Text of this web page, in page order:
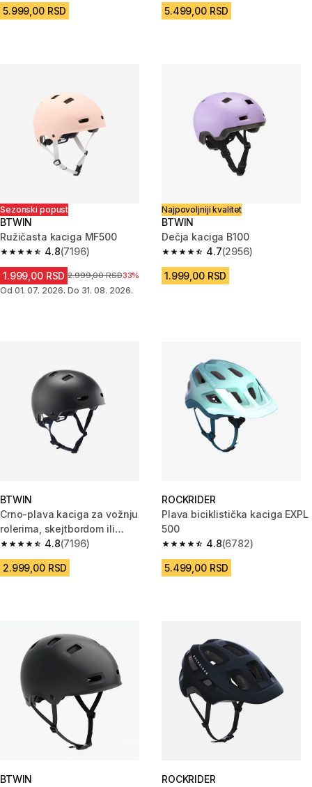
5.999,00 RSD 5.499,00 RSD
Sezonski popust
BTWIN
Ružičasta kaciga MF500
4.8
4.8 od 5 zvezdica from 7196 Recenzije
(7196)
1.999,00 RSD Cena pre sniženja
2.999,00 RSD33%
Od 01. 07. 2026. Do 31. 08. 2026.
Najpovoljniji kvalitet
BTWIN
Dečja kaciga B100
4.7
4.7 od 5 zvezdica from 2956
(2956)
1.999,00 RSD
BTWIN
Crno-plava kaciga za vožnju
rolerima, skejtbordom ili
trotinetom MF500
4.8
4.8 od 5 zvezdica from 7196 Recenzije
(7196)
2.999,00 RSD
ROCKRIDER
Plava biciklistička kaciga EXPL
500
4.8
4.8 od 5 zvezdica from 6782
(6782)
5.499,00 RSD
BTWIN
ROCKRIDER